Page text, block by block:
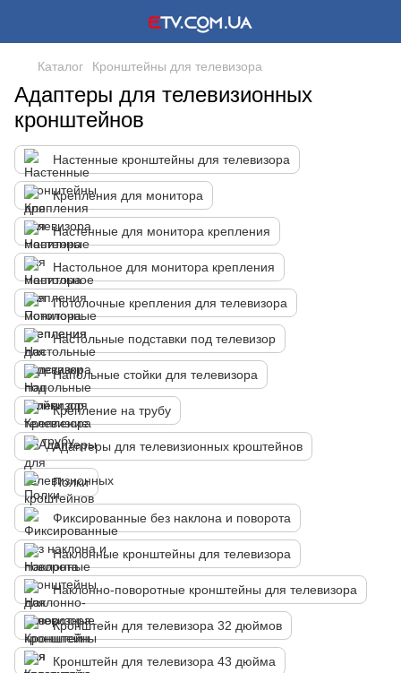
Каталог Кронштейны для телевизора
Адаптеры для телевизионных
кронштейнов
Настенные кронштейны для телевизора
Крепления для монитора
Настенные для монитора крепления
Настольное для монитора крепления
Потолочные крепления для телевизора
Настольные подставки под телевизор
Напольные стойки для телевизора
Крепление на трубу
Адаптеры для телевизионных кроштейнов
Полки
Фиксированные без наклона и поворота
Наклонные кронштейны для телевизора
Наклонно-поворотные кронштейны для телевизора
Кронштейн для телевизора 32 дюймов
Кронштейн для телевизора 43 дюйма